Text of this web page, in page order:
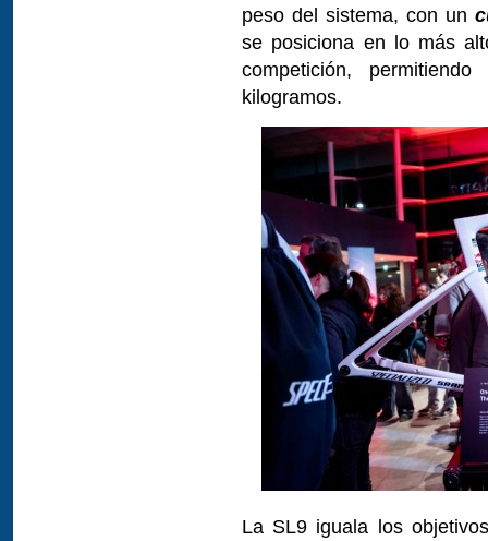
peso del sistema, con un
se posiciona en lo más
competición,
kilogramos.
La SL9 iguala los